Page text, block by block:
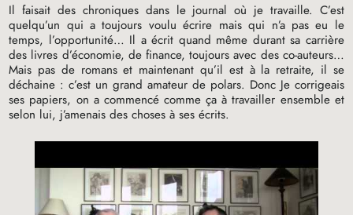
Il faisait des chroniques dans le journal où je travaille. C’est
quelqu’un qui a toujours voulu écrire mais qui n’a pas eu le
temps, l’opportunité… Il a écrit quand même durant sa carrière
des livres d’économie, de finance, toujours avec des co-auteurs…
Mais pas de romans et maintenant qu’il est à la retraite, il se
déchaine : c’est un grand amateur de polars. Donc Je corrigeais
ses papiers, on a commencé comme ça à travailler ensemble et
selon lui, j’amenais des choses à ses écrits.